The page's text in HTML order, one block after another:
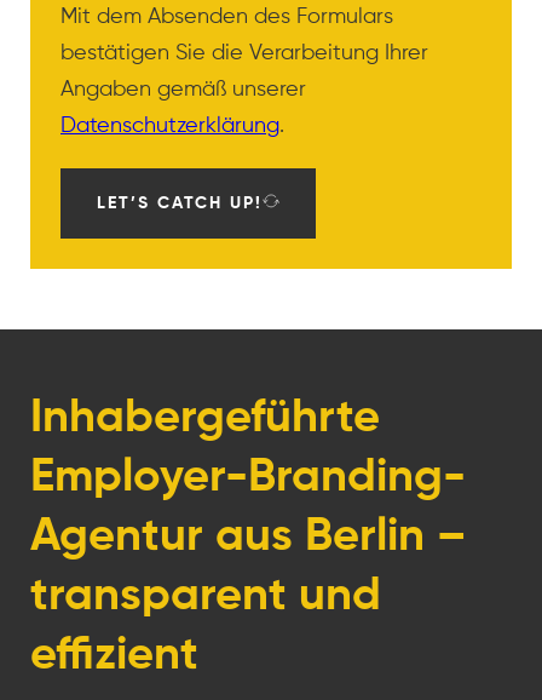
Mit dem Absenden des Formulars
bestätigen Sie die Verarbeitung Ihrer
Angaben gemäß unserer
Datenschutzerklärung.
LET’S CATCH UP!
Inhabergeführte
Employer-Branding-
Agentur aus Berlin –
transparent und
effizient